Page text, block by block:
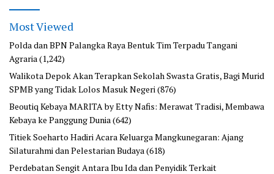
Most Viewed
Polda dan BPN Palangka Raya Bentuk Tim Terpadu Tangani
Agraria(1,242)
Walikota Depok Akan Terapkan Sekolah Swasta Gratis, Bagi Murid
SPMB yang Tidak Lolos Masuk Negeri(876)
Beoutiq Kebaya MARITA by Etty Nafis: Merawat Tradisi, Membawa
Kebaya ke Panggung Dunia(642)
Titiek Soeharto Hadiri Acara Keluarga Mangkunegaran: Ajang
Silaturahmi dan Pelestarian Budaya(618)
Perdebatan Sengit Antara Ibu Ida dan Penyidik Terkait